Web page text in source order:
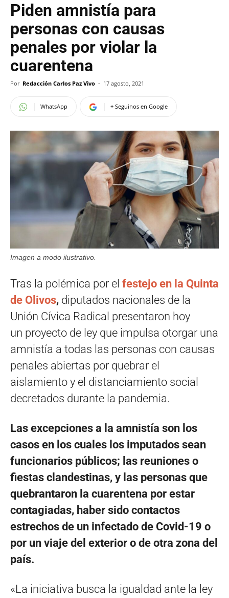
Piden amnistía para
personas con causas
penales por violar la
cuarentena
Por Redacción Carlos Paz Vivo - 17 agosto, 2021
WhatsApp + Seguinos en Google
Imagen a modo ilustrativo.
Tras la polémica por el festejo en la Quinta
de Olivos, diputados nacionales de la
Unión Cívica Radical presentaron hoy
un proyecto de ley que impulsa otorgar una
amnistía a todas las personas con causas
penales abiertas por quebrar el
aislamiento y el distanciamiento social
decretados durante la pandemia.
Las excepciones a la amnistía son los
casos en los cuales los imputados sean
funcionarios públicos; las reuniones o
fiestas clandestinas, y las personas que
quebrantaron la cuarentena por estar
contagiadas, haber sido contactos
estrechos de un infectado de Covid-19 o
por un viaje del exterior o de otra zona del
país.
«La iniciativa busca la igualdad ante la ley